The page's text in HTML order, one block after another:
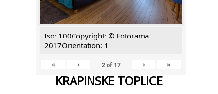
Iso: 100Copyright: © Fotorama
2017Orientation: 1
« ‹ 2of 17 › »
KRAPINSKE TOPLICE